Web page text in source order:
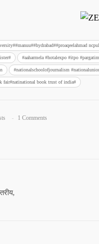
#aaharmela #hotalexpo #itpo
#nationalschoolofjournalism
fair#natinational book trust of india#
1 Comments